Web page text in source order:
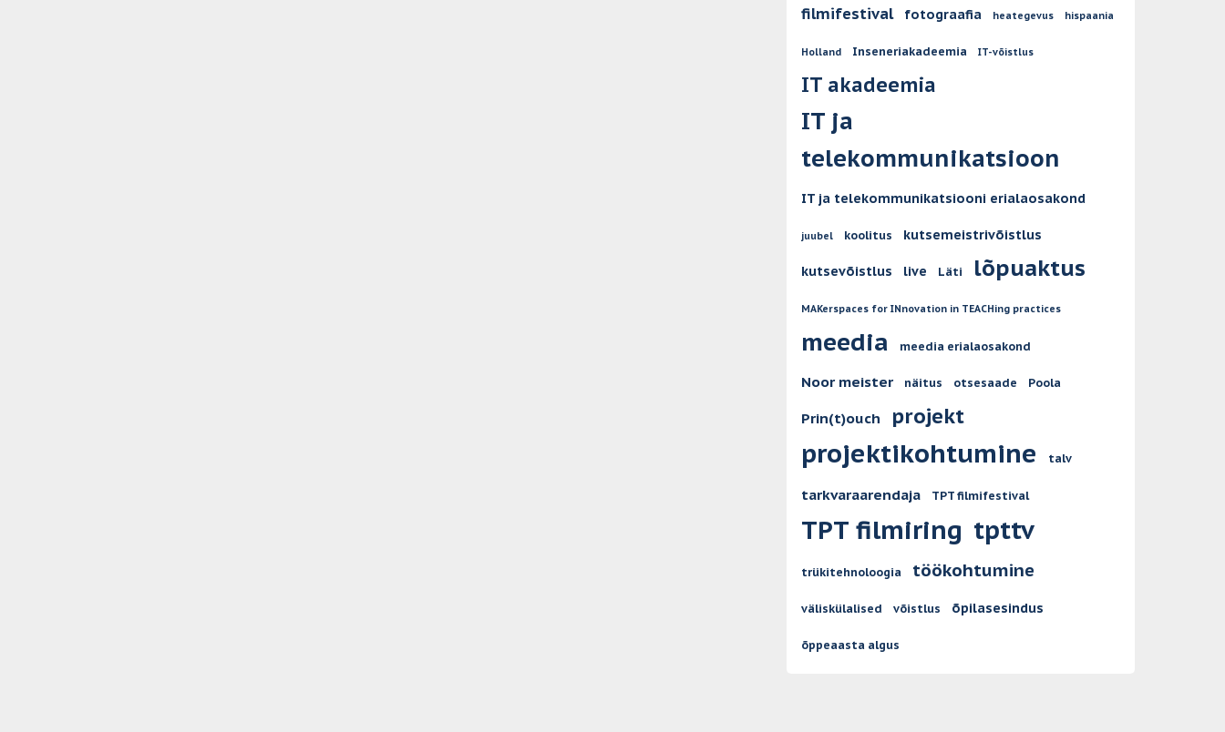
filmifestival fotograafia heategevus hispaania
Holland Inseneriakadeemia IT-võistlus
IT akadeemia
IT ja
telekommunikatsioon
IT ja telekommunikatsiooni erialaosakond
juubel koolitus kutsemeistrivõistlus
kutsevõistlus live Läti lõpuaktus
MAKerspaces for INnovation in TEACHing practices
meedia meedia erialaosakond
Noor meister näitus otsesaade Poola
Prin(t)ouch projekt
projektikohtumine talv
tarkvaraarendaja TPT filmifestival
TPT filmiring tpttv
trükitehnoloogia töökohtumine
väliskülalised võistlus õpilasesindus
õppeaasta algus